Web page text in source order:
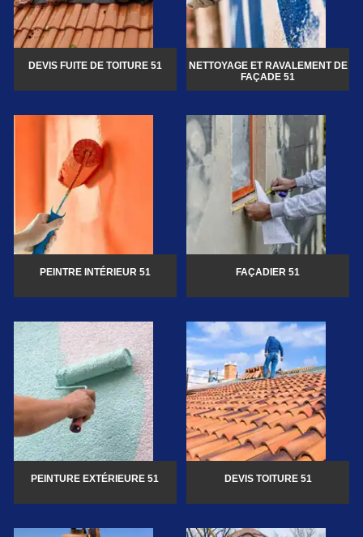
DEVIS FUITE DE TOITURE 51
NETTOYAGE ET RAVALEMENT DE
FAÇADE 51
PEINTRE INTÉRIEUR 51 FAÇADIER 51
PEINTURE EXTÉRIEURE 51 DEVIS TOITURE 51